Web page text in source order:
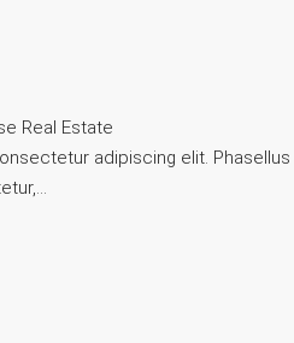
Real Estate
adipiscing elit. Phasellus